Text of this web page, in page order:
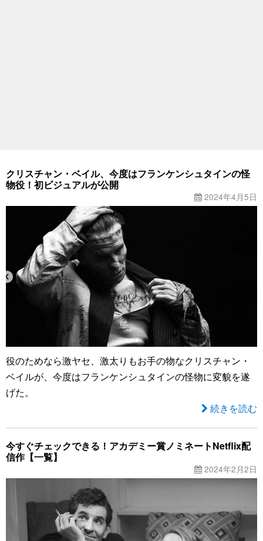
クリスチャン・ベイル、今度はフランケンシュタインの怪
物役！初ビジュアルが公開
2024年4月5日
役のためなら激ヤセ、激太りもお手の物なクリスチャン・
ベイルが、今度はフランケンシュタインの怪物に変貌を遂
げた。
続きを読む
今すぐチェックできる！アカデミー賞ノミネートNetflix配
信作【一覧】
2024年2月2日